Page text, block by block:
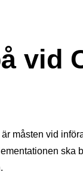
vid
måsten vid